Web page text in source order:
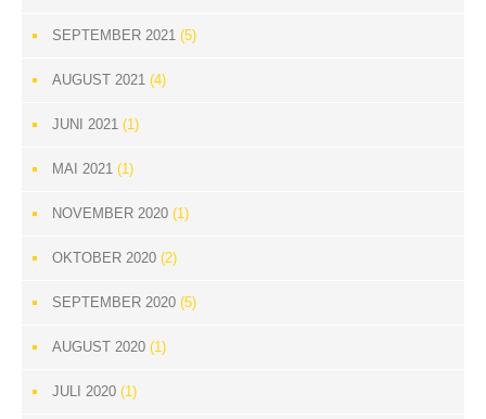
SEPTEMBER 2021 (5)
AUGUST 2021 (4)
JUNI 2021 (1)
MAI 2021 (1)
NOVEMBER 2020 (1)
OKTOBER 2020 (2)
SEPTEMBER 2020 (5)
AUGUST 2020 (1)
JULI 2020 (1)